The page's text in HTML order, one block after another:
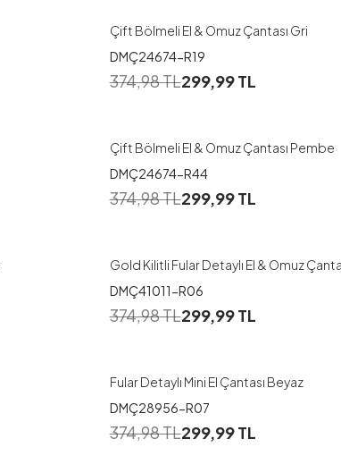
Çift Bölmeli El & Omuz Çantası Gri
DMÇ24674-R19
374,98TL299,99TL
Çift Bölmeli El & Omuz Çantası Pembe
DMÇ24674-R44
374,98TL299,99TL
Gold Kilitli Fular Detaylı El & Omuz
DMÇ41011-R06
374,98TL299,99TL
Fular Detaylı Mini El Çantası Beyaz
DMÇ28956-R07
374,98TL299,99TL